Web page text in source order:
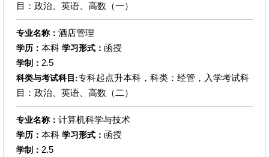
目：政治、英语、高数（一）
专业名称： 酒店管理
学历： 本科 学习形式： 函授
学制： 2.5
科类与考试科目:专科起点升本科，科类：经管，入学考试科
目：政治、英语、高数（二）
专业名称： 计算机科学与技术
学历： 本科 学习形式： 函授
学制： 2.5